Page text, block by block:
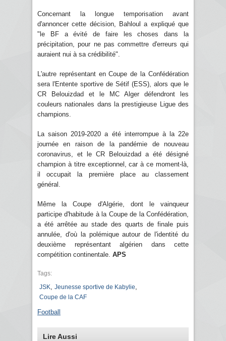
Concernant la longue temporisation avant
d'annoncer cette décision, Bahloul a expliqué que
"le BF a évité de faire les choses dans la
précipitation, pour ne pas commettre d'erreurs qui
auraient nui à sa crédibilité".
L'autre représentant en Coupe de la Confédération
sera l'Entente sportive de Sétif (ESS), alors que le
CR Belouizdad et le MC Alger défendront les
couleurs nationales dans la prestigieuse Ligue des
champions.
La saison 2019-2020 a été interrompue à la 22e
journée en raison de la pandémie de nouveau
coronavirus, et le CR Belouizdad a été désigné
champion à titre exceptionnel, car à ce moment-là,
il occupait la première place au classement
général.
Même la Coupe d'Algérie, dont le vainqueur
participe d'habitude à la Coupe de la Confédération,
a été arrêtée au stade des quarts de finale puis
annulée, d'où la polémique autour de l'identité du
deuxième représentant algérien dans cette
compétition continentale. APS
Tags:
JSK
Jeunesse sportive de Kabylie
Coupe de la CAF
Football
Lire Aussi